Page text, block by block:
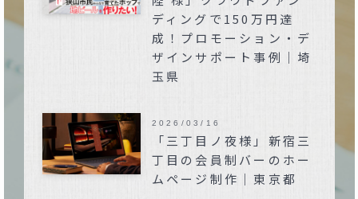
ディングで150万円達
成！プロモーション・デ
ザインサポート事例｜埼
玉県
「三丁目ノ夜様」新宿三
丁目の会員制バーのホー
ムページ制作｜東京都
2026/03/16